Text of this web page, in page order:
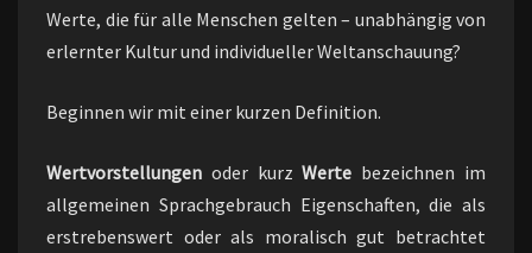
Werte, die für alle Menschen gelten – unabhängig von
erlernter Kultur und individueller Weltanschauung?
Beginnen wir mit einer kurzen Definition.
Wertvorstellungen oder kurzWerte bezeichnen im
allgemeinen Sprachgebrauch Eigenschaften, die als
erstrebenswert oder als moralisch gut betrachtet